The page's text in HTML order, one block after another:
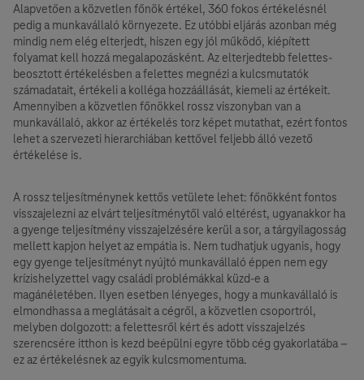
Alapvetően a közvetlen főnök értékel, 360 fokos értékelésnél
pedig a munkavállaló környezete. Ez utóbbi eljárás azonban még
mindig nem elég elterjedt, hiszen egy jól működő, kiépített
folyamat kell hozzá megalapozásként. Az elterjedtebb felettes-
beosztott értékelésben a felettes megnézi a kulcsmutatók
számadatait, értékeli a kolléga hozzáállását, kiemeli az értékeit.
Amennyiben a közvetlen főnökkel rossz viszonyban van a
munkavállaló, akkor az értékelés torz képet mutathat, ezért fontos
lehet a szervezeti hierarchiában kettővel feljebb álló vezető
értékelése is.
A rossz teljesítménynek kettős vetülete lehet: főnökként fontos
visszajelezni az elvárt teljesítménytől való eltérést, ugyanakkor ha
a gyenge teljesítmény visszajelzésére kerül a sor, a tárgyilagosság
mellett kapjon helyet az empátia is. Nem tudhatjuk ugyanis, hogy
egy gyenge teljesítményt nyújtó munkavállaló éppen nem egy
krízishelyzettel vagy családi problémákkal küzd-e a
magánéletében. Ilyen esetben lényeges, hogy a munkavállaló is
elmondhassa a meglátásait a cégről, a közvetlen csoportról,
melyben dolgozott: a felettesről kért és adott visszajelzés
szerencsére itthon is kezd beépülni egyre több cég gyakorlatába –
ez az értékelésnek az egyik kulcsmomentuma.